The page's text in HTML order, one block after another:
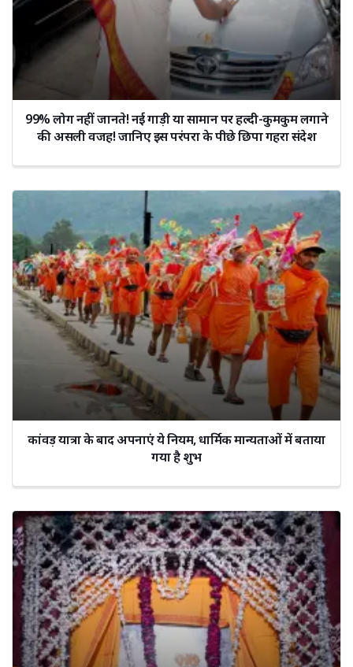
99% लोग नहीं जानते! नई गाड़ी या सामान पर हल्दी-कुमकुम लगाने
की असली वजह! जानिए इस परंपरा के पीछे छिपा गहरा संदेश
कांवड़ यात्रा के बाद अपनाएं ये नियम, धार्मिक मान्यताओं में बताया
गया है शुभ